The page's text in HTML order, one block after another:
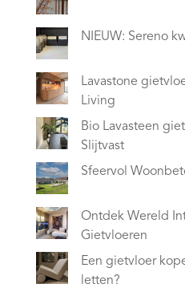
NIEUW: Sereno
Lavastone
Living
Bio Lavasteen
Slijtvast
Sfeervol
Ontdek Wereld
Gietvloeren
Een gietvloer
letten?